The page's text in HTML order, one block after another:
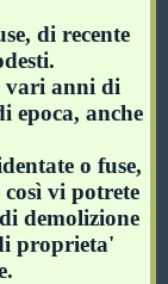
di recente
vari anni di
epoca, anche
o fuse,
vi potrete
demolizione
proprieta'